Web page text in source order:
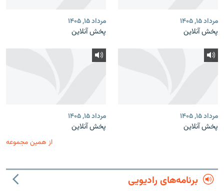
مرداد ۱۵, ۱۴۰۵
پخش آنلاین
مرداد ۱۵, ۱۴۰۵
پخش آنلاین
مرداد ۱۵, ۱۴۰۵
پخش آنلاین
مرداد ۱۵, ۱۴۰۵
پخش آنلاین
از همین مجموعه
برنامه‌های رادیویی